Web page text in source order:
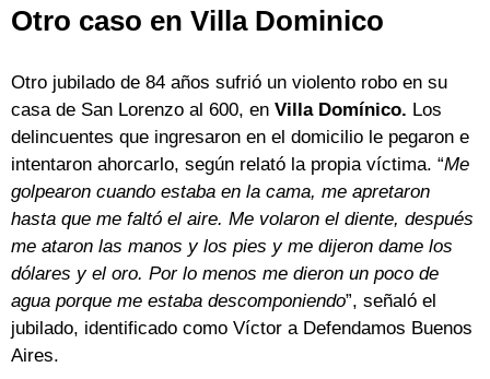
Otro caso en Villa Dominico
Otro jubilado de 84 años sufrió un violento robo en su
casa de San Lorenzo al 600, en Villa Domínico. Los
delincuentes que ingresaron en el domicilio le pegaron e
intentaron ahorcarlo, según relató la propia víctima. “Me
golpearon cuando estaba en la cama, me apretaron
hasta que me faltó el aire. Me volaron el diente, después
me ataron las manos y los pies y me dijeron dame los
dólares y el oro. Por lo menos me dieron un poco de
agua porque me estaba descomponiendo”, señaló el
jubilado, identificado como Víctor a Defendamos Buenos
Aires.